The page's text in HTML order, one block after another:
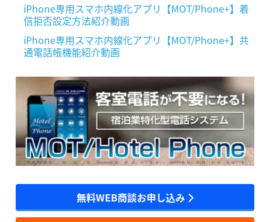
iPhone専用スマホ内線化アプリ【MOT/Phone+】着
信拒否設定方法紹介動画
iPhone専用スマホ内線化アプリ【MOT/Phone+】共
通電話帳機能紹介動画
無料WEB商談お申し込み